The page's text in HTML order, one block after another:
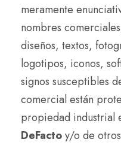
meramente
nombres
diseños, textos,
logotipos, iconos,
signos susceptibles
comercial están
propiedad industrial
DeFactoy/o de